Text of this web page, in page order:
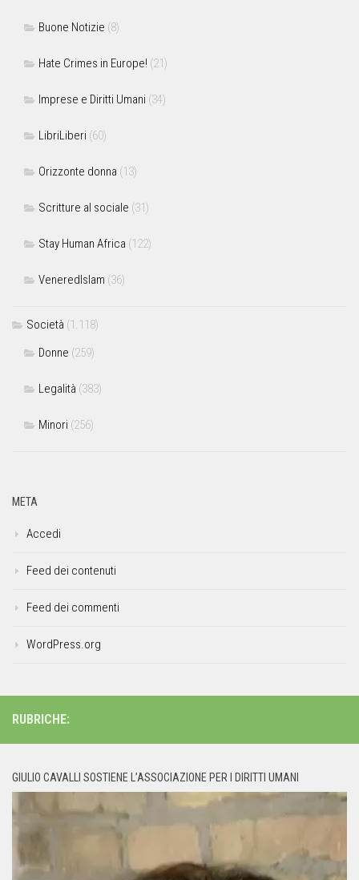
Buone Notizie (8)
Hate Crimes in Europe! (21)
Imprese e Diritti Umani (34)
LibriLiberi (60)
Orizzonte donna (13)
Scritture al sociale (31)
Stay Human Africa (122)
VeneredIslam (36)
Società (1.118)
Donne (259)
Legalità (383)
Minori (256)
META
Accedi
Feed dei contenuti
Feed dei commenti
WordPress.org
RUBRICHE:
GIULIO CAVALLI SOSTIENE L’ASSOCIAZIONE PER I DIRITTI UMANI
Player